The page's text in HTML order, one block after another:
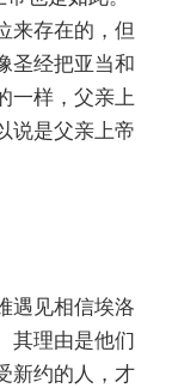
来存在的，但
圣经把亚当和
一样，父亲上
说是父亲上帝
遇见相信埃洛
其理由是他们
新约的人，才